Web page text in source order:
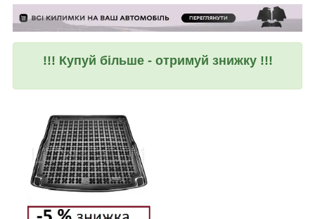
!!! Купуй більше - отримуй знижку !!!